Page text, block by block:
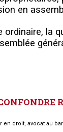
en
ordinaire, la
en droit, avocat au